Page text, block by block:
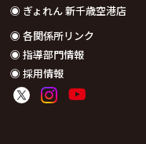
◉ ぎょれん 新千歳空港店
◉ 各関係所リンク
◉ 指導部門情報
◉ 採用情報